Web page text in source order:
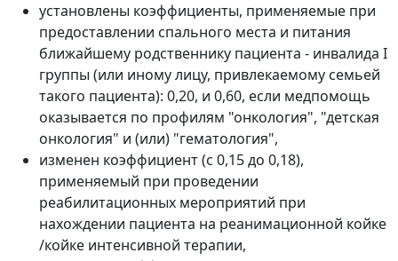
установлены коэффициенты, применяемые при
предоставлении спального места и питания
ближайшему родственнику пациента - инвалида I
группы (или иному лицу, привлекаемому семьей
такого пациента): 0,20, и 0,60, если медпомощь
оказывается по профилям "онкология", "детская
онкология" и (или) "гематология",
изменен коэффициент (с 0,15 до 0,18),
применяемый при проведении
реабилитационных мероприятий при
нахождении пациента на реанимационной койке
/койке интенсивной терапии,